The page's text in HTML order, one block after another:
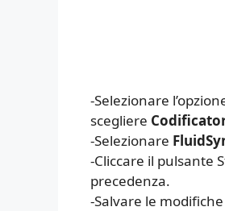
-Selezionare
scegliere
-Selezionare
-Cliccare il pulsante
precedenza.
-Salvare le